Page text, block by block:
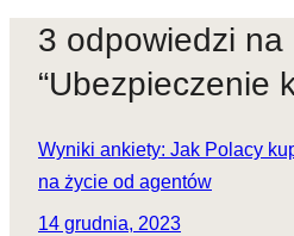
3 odpowiedzi na
“Ubezpieczenie
Wyniki ankiety: Jak Polacy
na życie od agentów
14 grudnia, 2023